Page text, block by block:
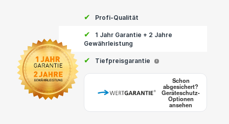
✔ Profi-Qualität
✔
1 Jahr Garantie + 2 Jahre
Gewährleistung
✔ Tiefpreisgarantie i
Schon
abgesichert?
Geräteschutz-
Optionen
ansehen